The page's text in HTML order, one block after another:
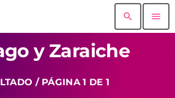
search menu
y Zaraiche
/ PÁGINA 1 DE 1